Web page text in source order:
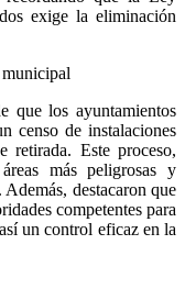
exige la eliminación
que los ayuntamientos
censo de instalaciones
retirada. Este proceso,
más peligrosas y
destacaron que
competentes para
un control eficaz en la